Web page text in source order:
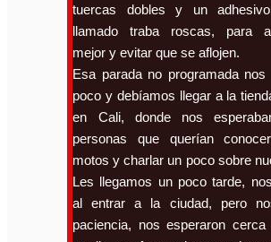
tuercas dobles y un
llamado traba roscas, para
mejor y evitar que se aflojen.
Esa parada no programada nos
poco y debíamos llegar a la
en Cali, donde nos
personas que querían
motos y charlar un poco sobre
Les llegamos un poco tarde,
al entrar a la ciudad, pero
paciencia, nos esperaron